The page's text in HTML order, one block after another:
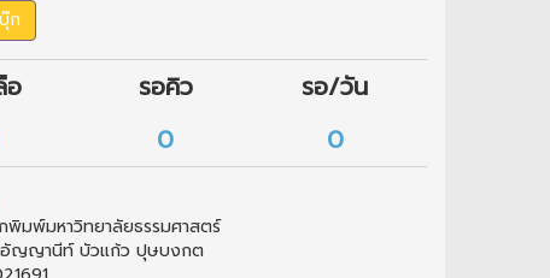
ก
อ รอคิว
รอ/วัน
0 0
พิมพ์มหาวิทยาลัยธรรมศาสตร์
อัญญานีท์ บัวแก้ว ปุษบงกต